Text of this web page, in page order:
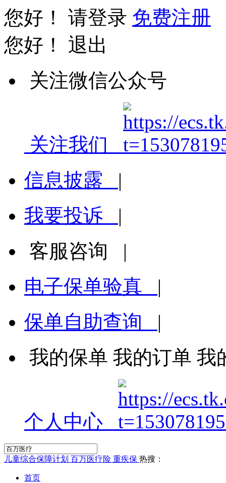
您好！ 请登录 免费注册
您好！ 退出
关注微信公众号
关注我们
信息披露 |
我要投诉 |
客服咨询 |
电子保单验真 |
保单自助查询 |
我的保单 我的订单 我
个人中心
儿童综合保障计划 百万医疗险 重疾保 热搜：
首页